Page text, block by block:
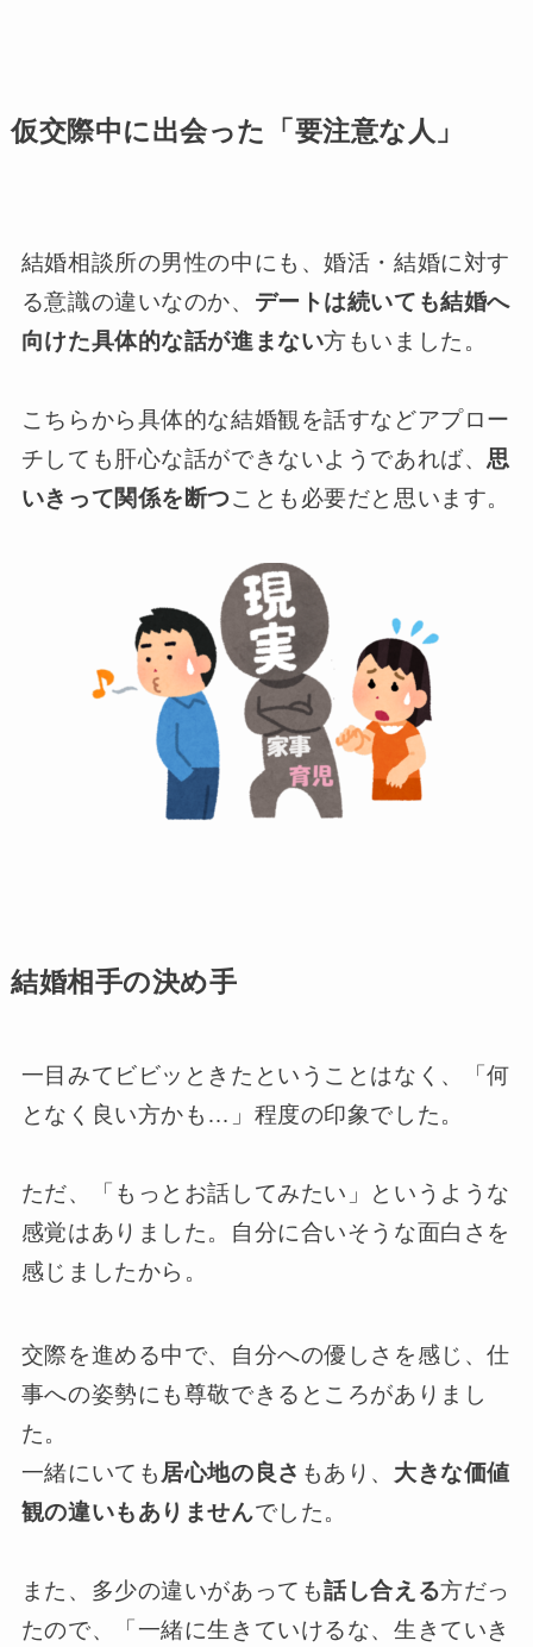
仮交際中に出会った「要注意な人」
結婚相談所の男性の中にも、婚活・結婚に対す
る意識の違いなのか、 デートは続いても結婚へ
向けた具体的な話が進まない方もいました。
こちらから具体的な結婚観を話すなどアプロー
チしても肝心な話ができないようであれば、思
いきって関係を断つことも必要だと思います。
結婚相手の決め手
一目みてビビッときたということはなく、「何
となく良い方かも…」程度の印象でした。
ただ、「もっとお話してみたい」というような
感覚はありました。自分に合いそうな面白さを
感じましたから。
交際を進める中で、自分への優しさを感じ、仕
事への姿勢にも尊敬できるところがありまし
た。
一緒にいても 居心地の良さ もあり、 大きな価値
観の違いもありませんでした。
また、多少の違いがあっても話し合える方だっ
たので、「一緒に生きていけるな、生きていき